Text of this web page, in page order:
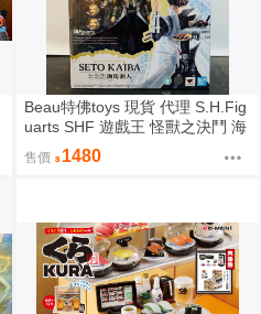
Beau特佛toys 現貨 代理 S.H.Fig
uarts SHF 遊戲王 怪獸之決鬥 海
馬瀬人 0209
售價 1480